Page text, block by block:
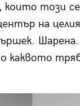
които този
на
каквото